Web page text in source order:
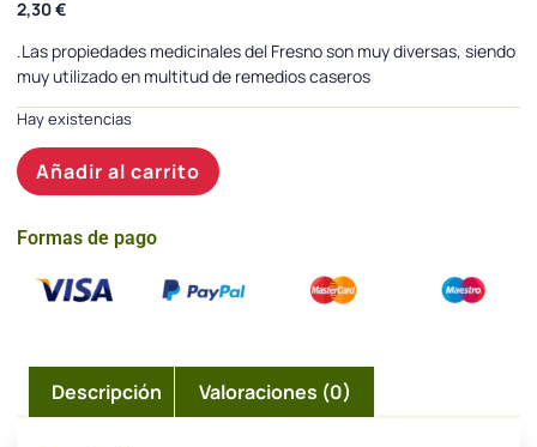
2,30€
.Las propiedades medicinales del Fresno son muy diversas, siendo
muy utilizado en multitud de remedios caseros
Hay existencias
Añadir al carrito
Formas de pago
Descripción Valoraciones (0)